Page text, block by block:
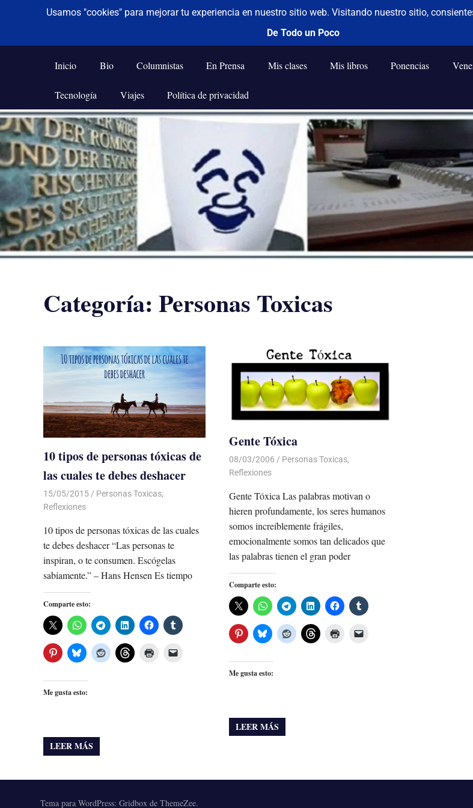
Saltar
al
contenido
De todo un poco
Frases,
Humor,
Tecnología
y
Viajes
Inicio Bio Columnistas En Prensa Mis clases Mis libros Ponencias
Tecnología Viajes Política de privacidad
Categoría: Personas Toxicas
10 tipos de personas tóxicas de
las cuales te debes deshacer
15/05/2015 Luis Castellanos
Personas Toxicas,
Reflexiones
10 tipos de personas tóxicas de las cuales
te debes deshacer “Las personas te
inspiran, o te consumen. Escógelas
sabiamente.” – Hans Hensen Es tiempo
Comparte esto:
Me gusta esto:
LEER MÁS
Gente Tóxica
08/03/2006 Luis Castellanos
Personas Toxicas,
Reflexiones
Gente Tóxica Las palabras motivan o
hieren profundamente, los seres humanos
somos increíblemente frágiles,
emocionalmente somos tan delicados que
las palabras tienen el gran poder
Comparte esto:
Me gusta esto:
LEER MÁS
Tema para WordPress: Gridbox de ThemeZee.